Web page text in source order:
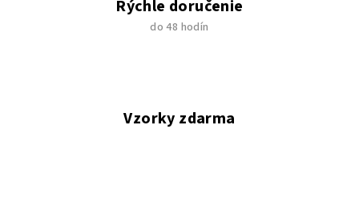
Rýchle doručenie
do 48 hodín
Vzorky zdarma